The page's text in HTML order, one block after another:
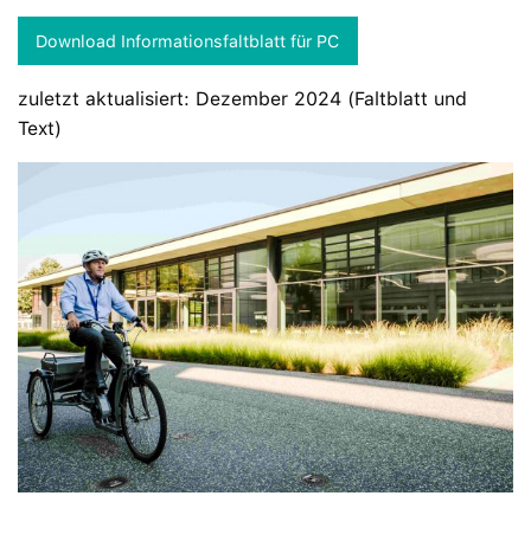
Download Informationsfaltblatt für PC
zuletzt aktualisiert: Dezember 2024 (Faltblatt und
Text)